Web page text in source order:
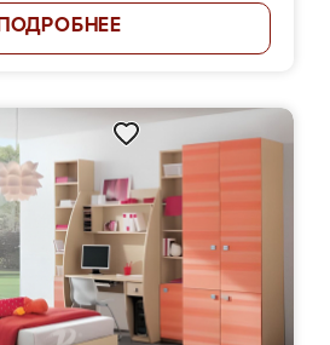
ПОДРОБНЕЕ